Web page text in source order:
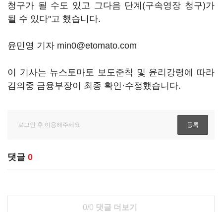
청구가 될 수도 있고 그다음 단계(구속영장 청구)가
될 수 있다"고 했습니다.
윤민영 기자 min0@etomato.com
이 기사는 뉴스토마토 보도준칙 및 윤리강령에 따라
김의중 금융부장이 최종 확인·수정했습니다.
댓글 0
0/0 댓글 더보기